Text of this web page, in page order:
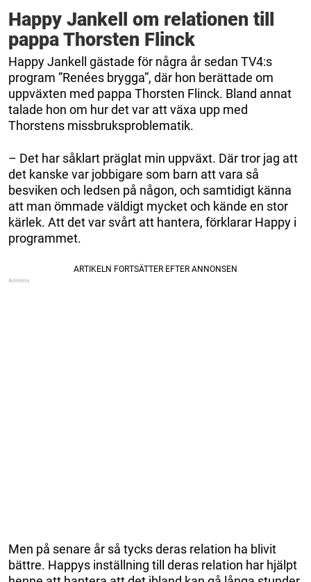
Happy Jankell om relationen till
pappa Thorsten Flinck
Happy Jankell gästade för några år sedan TV4:s
program ”Renées brygga”, där hon berättade om
uppväxten med pappa Thorsten Flinck. Bland annat
talade hon om hur det var att växa upp med
Thorstens missbruksproblematik.
– Det har såklart präglat min uppväxt. Där tror jag att
det kanske var jobbigare som barn att vara så
besviken och ledsen på någon, och samtidigt känna
att man ömmade väldigt mycket och kände en stor
kärlek. Att det var svårt att hantera, förklarar Happy i
programmet.
Men på senare år så tycks deras relation ha blivit
bättre. Happys inställning till deras relation har hjälpt